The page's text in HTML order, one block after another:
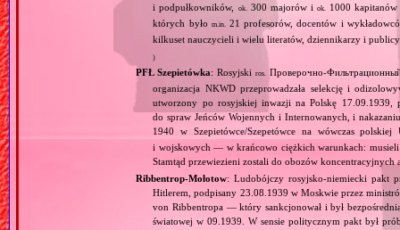
i podpułkowników,
ok. 300 majorów i ok.
1000
których było m.in.
21 profesorów, docentów i
kilkuset nauczycieli i wielu literatów, dziennikarzy i
)
PFŁ Szepietówka: Rosyjski ros.
organizacja NKWD przeprowadzała selekcję i
utworzony po rosyjskiej inwazji na Polskę 17.09.1939,
do spraw Jeńców Wojennych i Internowanych, i
1940 w Szepietówce/Szepetówce na wówczas
i wojskowych — w krańcowo ciężkich warunkach: musieli
Stamtąd przewiezieni zostali do obozów koncentracyjnych
Ribbentrop‐Mołotow: Ludobójczy rosyjsko‐niemiecki pakt
Hitlerem, podpisany 23.08.1939 w Moskwie przez
von Ribbentropa — który sankcjonował i był
światowej w 09.1939. W sensie politycznym pakt był